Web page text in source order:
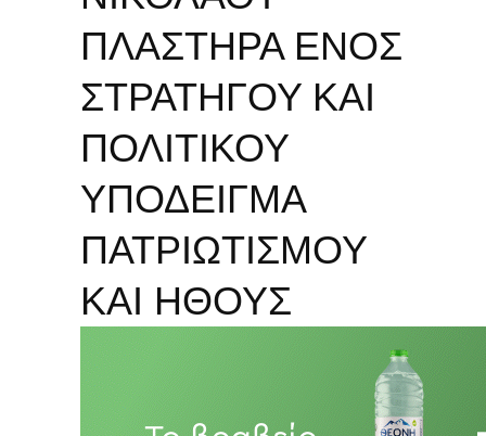
ΠΛΑΣΤΗΡΑ ΕΝΟΣ
ΣΤΡΑΤΗΓΟΥ ΚΑΙ
ΠΟΛΙΤΙΚΟΥ
ΥΠΟΔΕΙΓΜΑ
ΠΑΤΡΙΩΤΙΣΜΟΥ
ΚΑΙ ΗΘΟΥΣ